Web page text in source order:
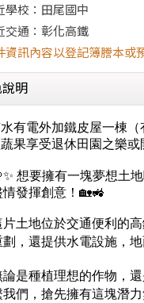
學校：田尾國中
交通：彰化高鐵
資訊內容以登記簿謄本或
明